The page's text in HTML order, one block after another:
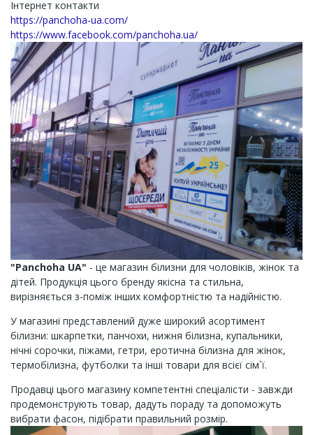
Інтернет контакти
https://panchoha-ua.com/
https://www.facebook.com/panchoha.ua/
"Panchoha UA" - це магазин білизни для чоловіків, жінок та
дітей. Продукція цього бренду якісна та стильна,
вирізняється з-поміж інших комфортністю та надійністю.
У магазині представлений дуже широкий асортимент
білизни: шкарпетки, панчохи, нижня білизна, купальники,
нічні сорочки, піжами, гетри, еротична білизна для жінок,
термобілизна, футболки та інші товари для всієї сім`ї.
Продавці цього магазину компетентні спеціалісти - завжди
продемонструють товар, дадуть пораду та допоможуть
вибрати фасон, підібрати правильний розмір.